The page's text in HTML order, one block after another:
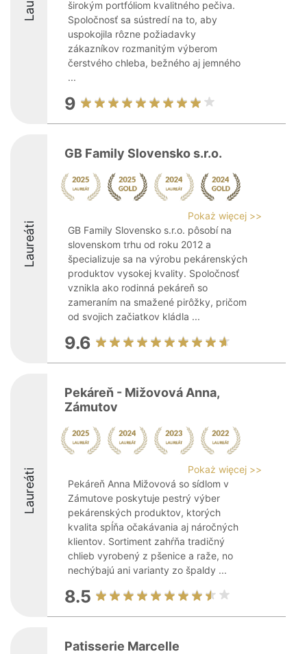
širokým portfóliom kvalitného pečiva.
Spoločnosť sa sústredí na to, aby
uspokojila rôzne požiadavky
zákazníkov rozmanitým výberom
čerstvého chleba, bežného aj jemného
...
9
Laureáti
GB Family Slovensko s.r.o.
Pokaż więcej >>
GB Family Slovensko s.r.o. pôsobí na
slovenskom trhu od roku 2012 a
špecializuje sa na výrobu pekárenských
produktov vysokej kvality. Spoločnosť
vznikla ako rodinná pekáreň so
zameraním na smažené pirôžky, pričom
od svojich začiatkov kládla ...
9.6
Laureáti
Pekáreň - Mižovová Anna,
Zámutov
Pokaż więcej >>
Pekáreň Anna Mižovová so sídlom v
Zámutove poskytuje pestrý výber
pekárenských produktov, ktorých
kvalita spĺňa očakávania aj náročných
klientov. Sortiment zahŕňa tradičný
chlieb vyrobený z pšenice a raže, no
nechýbajú ani varianty zo špaldy ...
8.5
Patisserie Marcelle